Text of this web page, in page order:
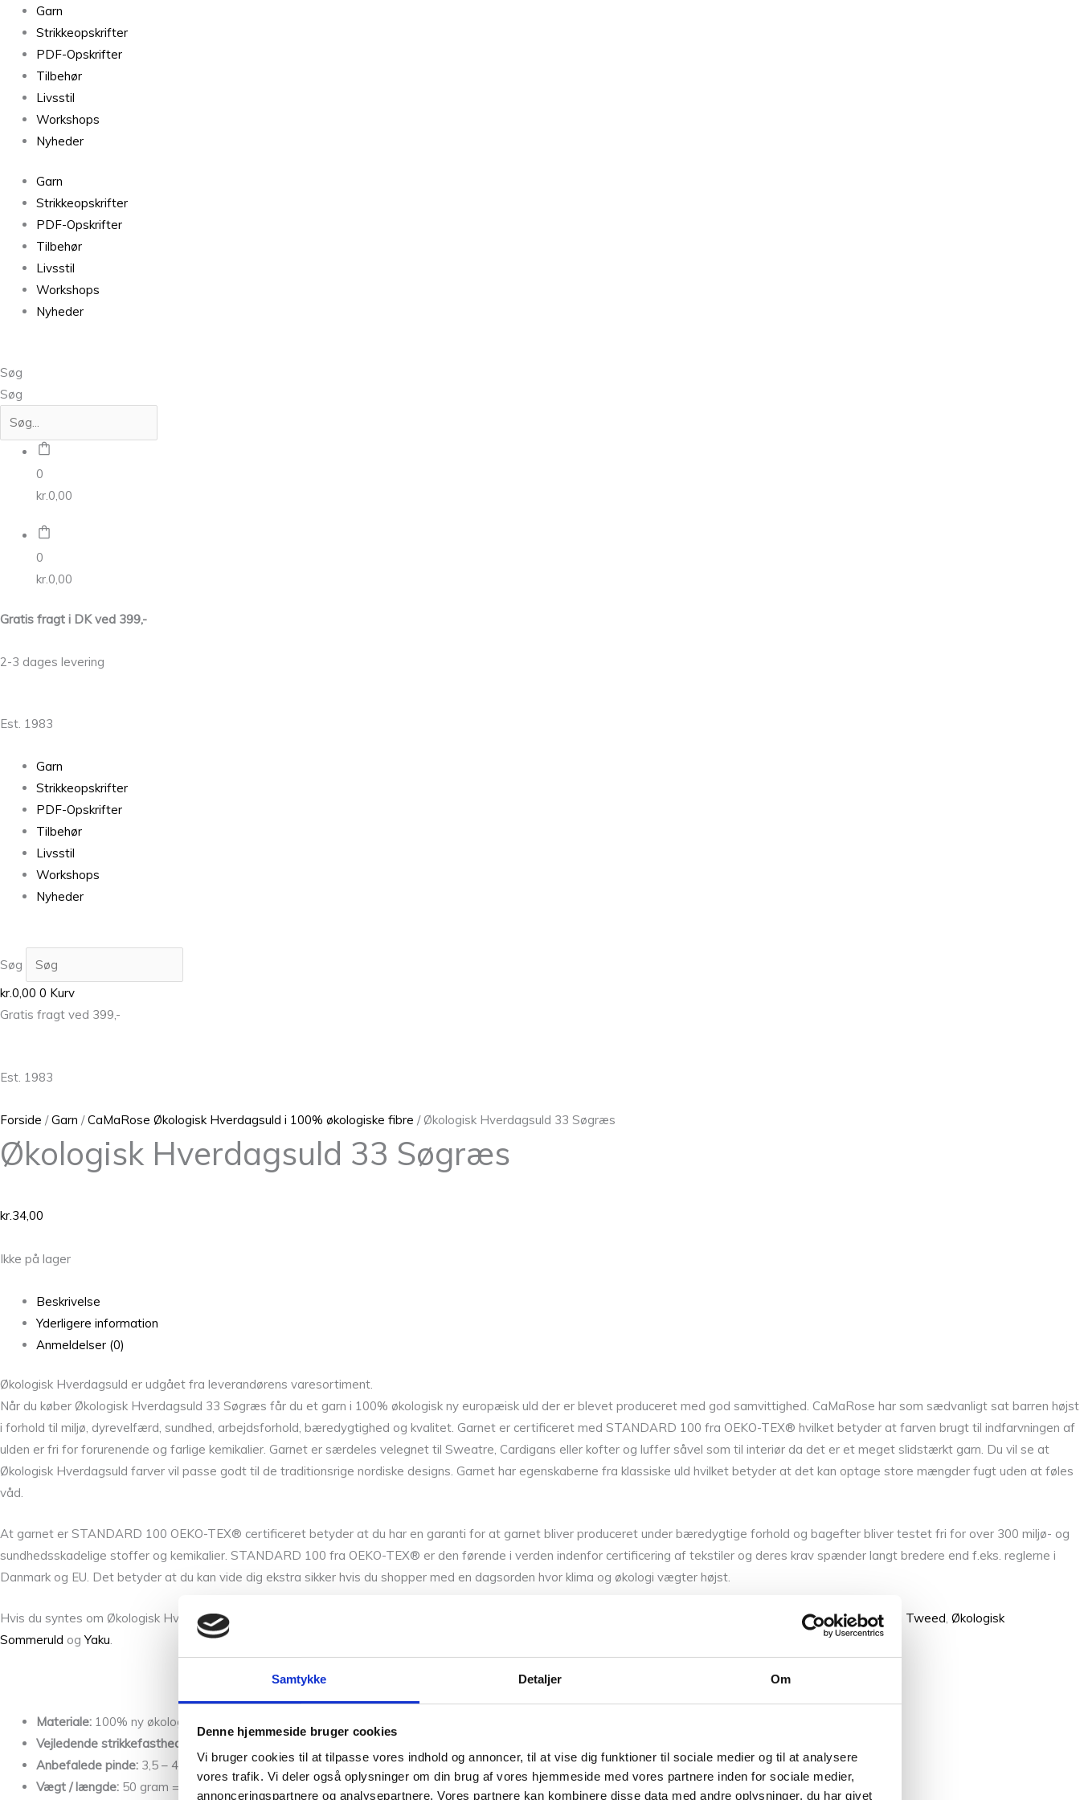
Samtykke Detaljer Om
Denne hjemmeside bruger cookies
Vi bruger cookies til at tilpasse vores indhold og annoncer, til at vise dig funktioner til sociale medier og til at analysere
vores trafik. Vi deler også oplysninger om din brug af vores hjemmeside med vores partnere inden for sociale medier,
annonceringspartnere og analysepartnere. Vores partnere kan kombinere disse data med andre oplysninger, du har givet
Garn
Strikkeopskrifter
PDF-Opskrifter
Tilbehør
Livsstil
Workshops
Nyheder
Garn
Strikkeopskrifter
PDF-Opskrifter
Tilbehør
Livsstil
Workshops
Nyheder
Søg
Søg
0
kr.0,00
0
kr.0,00
Gratis fragt i DK ved 399,-
2-3 dages levering
Est. 1983
Garn
Strikkeopskrifter
PDF-Opskrifter
Tilbehør
Livsstil
Workshops
Nyheder
Søg
kr.0,00 0 Kurv
Gratis fragt ved 399,-
Est. 1983
Forside /Garn /CaMaRose Økologisk Hverdagsuld i 100% økologiske fibre / Økologisk Hverdagsuld 33 Søgræs
Økologisk Hverdagsuld 33 Søgræs
kr.34,00
Ikke på lager
Beskrivelse
Yderligere information
Anmeldelser (0)
Økologisk Hverdagsuld er udgået fra leverandørens varesortiment.
Når du køber Økologisk Hverdagsuld 33 Søgræs får du et garn i 100% økologisk ny europæisk uld der er blevet produceret med god samvittighed. CaMaRose har som sædvanligt sat barren højst
i forhold til miljø, dyrevelfærd, sundhed, arbejdsforhold, bæredygtighed og kvalitet. Garnet er certificeret med STANDARD 100 fra OEKO-TEX® hvilket betyder at farven brugt til indfarvningen af
ulden er fri for forurenende og farlige kemikalier. Garnet er særdeles velegnet til Sweatre, Cardigans eller kofter og luffer såvel som til interiør da det er et meget slidstærkt garn. Du vil se at
Økologisk Hverdagsuld farver vil passe godt til de traditionsrige nordiske designs. Garnet har egenskaberne fra klassiske uld hvilket betyder at det kan optage store mængder fugt uden at føles
våd.
At garnet er STANDARD 100 OEKO-TEX® certificeret betyder at du har en garanti for at garnet bliver produceret under bæredygtige forhold og bagefter bliver testet fri for over 300 miljø- og
sundhedsskadelige stoffer og kemikalier. STANDARD 100 fra OEKO-TEX® er den førende i verden indenfor certificering af tekstiler og deres krav spænder langt bredere end f.eks. reglerne i
Danmark og EU. Det betyder at du kan vide dig ekstra sikker hvis du shopper med en dagsorden hvor klima og økologi vægter højst.
Hvis du syntes om Økologisk Hverdagsuld 33 Søgræs vil du måske også kunne lide de andre garner fra CaMaRose som du finder her: Lamauld 1/2,Lama Tweed, Økologisk
Sommeruld ogYaku.
Materiale: 100% ny økologisk uld.
Vejledende strikkefasthed:
Anbefalede pinde: 3,5 – 4 mm.
Vægt / længde: 50 gram = ca. 150 meter.